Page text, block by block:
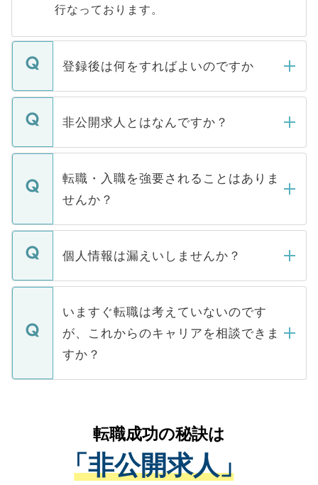
行なっております。
登録後は何をすればよいのですか
ご登録いただきましたら、弊社担当者がご
登録内容を確認し、その後メールもしくは
ます。通常、5営業日以内にはご連絡をせて
いただきますので、しばらくお待ちくださ
非公開求人とはなんですか？
マイナビDOCTORで取り扱っている求人の
うち約3割は、Webサイトからご覧いただ
けない「非公開求人」です。非公開求人は
下記の理由によって、一般には公開してい
ません。
■応募殺到を避けるため 人気のある医療機
関を公にしてしまうと、応募が殺到する場
に、医療機関が求める条件に合った人材の
みを人材紹介会社に依頼するケースが増え
ています。
転職・入職を強要されることはありま
せんか？
転職・入職を強要することは一切ありませ
ん。また、仮に応募先から内定をいただい
定を承諾する必要はありません。内定先へ
の辞退の連絡はキャリアパートナーが行い
個人情報は漏えいしませんか？
個人情報が漏えいすることはありませんの
で、ご安心ください。当サイトからの登録
などで収集したご登録者様の個人情報は、
ご本人のキャリアアップおよび転職活動の
支援を目的に使用いたします。お預かりし
ているすべての個人データはご本人の許可
は、個人情報の取り扱いについての厳密な
管理基準を満たした事業者のみに付与され
る、プライバシーマークを取得済みです。
いますぐ転職は考えていないのです
が、これからのキャリアを相談できま
すか？
かがいして、現在の医療機関の状況や紹介
経験をまじえながら、適切なアドバイスを
させていただきます。すぐにご転職をされ
ない方には、長期的なサポートが可能です
転職成功の秘訣は
「非公開求人」